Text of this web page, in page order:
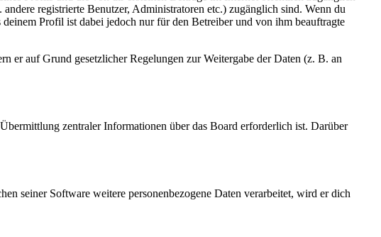
registrierte Benutzer, Administratoren etc.) zugänglich sind. Wenn du
Profil ist dabei jedoch nur für den Betreiber und von ihm beauftragte
er auf Grund gesetzlicher Regelungen zur Weitergabe der Daten (z. B. an
zentraler Informationen über das Board erforderlich ist. Darüber
seiner Software weitere personenbezogene Daten verarbeitet, wird er dich